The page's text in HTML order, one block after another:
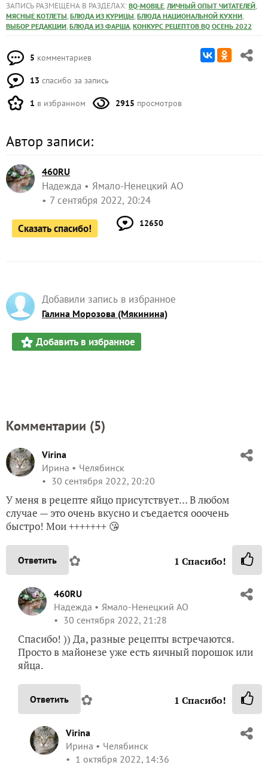
ЗАПИСЬ РАЗМЕЩЕНА В РАЗДЕЛАХ: BQ-MOBILE, ЛИЧНЫЙ ОПЫТ ЧИТАТЕЛЕЙ,
МЯСНЫЕ КОТЛЕТЫ, БЛЮДА ИЗ КУРИЦЫ, БЛЮДА НАЦИОНАЛЬНОЙ КУХНИ,
ВЫБОР РЕДАКЦИИ, БЛЮДА ИЗ ФАРША, КОНКУРС РЕЦЕПТОВ BQ ОСЕНЬ 2022
5 комментариев
13 спасибо за запись
1 в избранном 2915 просмотров
Автор записи:
460RU
Надежда
Ямало-Ненецкий АО
7 сентября 2022, 20:24
Сказать спасибо! 12650
Добавили запись в избранное
Галина Морозова (Мякинина)
Добавить в избранное
Комментарии (5)
Virina
Ирина
Челябинск
30 сентября 2022, 20:20
У меня в рецепте яйцо присутствует… В любом
случае — это очень вкусно и съедается ооочень
быстро! Мои +++++++ 😘
Ответить ✿ 1 Спасибо!
460RU
Надежда
Ямало-Ненецкий АО
30 сентября 2022, 21:28
Спасибо! )) Да, разные рецепты встречаются.
Просто в майонезе уже есть яичный порошок или
яйца.
Ответить ✿ 1 Спасибо!
Virina
Ирина
Челябинск
1 октября 2022, 14:36